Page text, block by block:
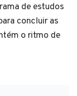
de estudos
concluir as
o ritmo de